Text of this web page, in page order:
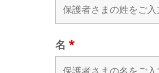
名 *